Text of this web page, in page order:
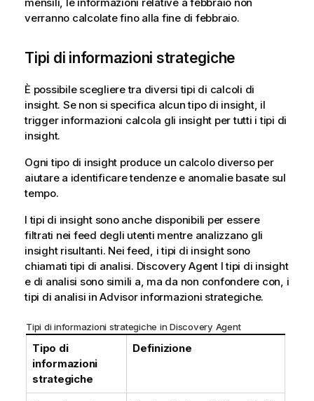
verranno calcolate fino alla fine di febbraio.
Tipi di informazioni strategiche
È possibile scegliere tra diversi tipi di calcoli di
insight. Se non si specifica alcun tipo di insight, il
trigger informazioni calcola gli insight per tutti i tipi di
insight.
Ogni tipo di insight produce un calcolo diverso per
aiutare a identificare tendenze e anomalie basate sul
tempo.
I tipi di insight sono anche disponibili per essere
filtrati nei feed degli utenti mentre analizzano gli
insight risultanti. Nei feed, i tipi di insight sono
chiamati tipi di analisi. Discovery AgentI tipi di insight
e di analisi sono simili a, ma da non confondere con, i
tipi di analisi inAdvisor informazioni strategiche.
Tipi di informazioni strategiche in Discovery Agent
Tipo di
informazioni
strategiche
Definizione